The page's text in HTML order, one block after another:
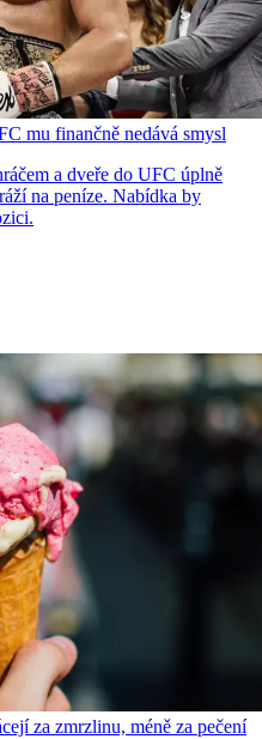
mu finančně nedává smysl
a dveře do UFC úplně
na peníze. Nabídka by
za zmrzlinu, méně za pečení